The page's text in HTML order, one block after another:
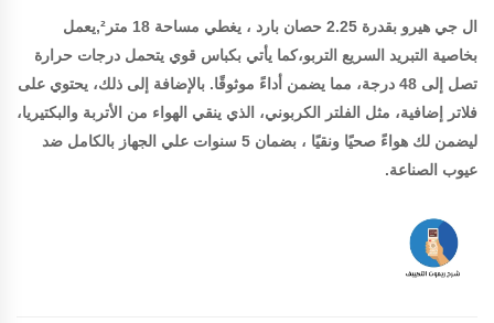
ال جي هيرو بقدرة 2.25 حصان بارد ، يغطي مساحة 18 متر²,يعمل
بخاصية التبريد السريع التربو،كما يأتي بكباس قوي يتحمل درجات حرارة
تصل إلى 48 درجة، مما يضمن أداءً موثوقًا. بالإضافة إلى ذلك، يحتوي على
فلاتر إضافية، مثل الفلتر الكربوني، الذي ينقي الهواء من الأتربة والبكتيريا،
ليضمن لك هواءً صحيًا ونقيًا ، بضمان 5 سنوات علي الجهاز بالكامل ضد
عيوب الصناعة.